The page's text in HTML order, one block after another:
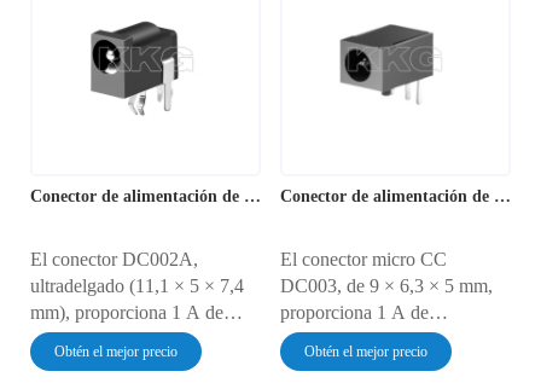
mΩ garantiza la eficiencia
energética. Ofrece una
durabilidad de 5000 ciclos y
protección contra polvo IP40.
de 5000 ciclos. Funciona en
un rango de temperatura de
-20 °C a 85 °C con una
Conector de alimentación de CC DC002A
El conector DC002A,
ultradelgado (11,1 × 5 × 7,4
mm), proporciona 1 A de
potencia en diseños con
limitaciones de espacio. Su
Obtén el mejor precio
Conector de alimentación de CC DC003
El conector micro CC
DC003, de 9 × 6,3 × 5 mm,
proporciona 1 A de
alimentación para relojes
inteligentes, sensores
Obtén el mejor precio